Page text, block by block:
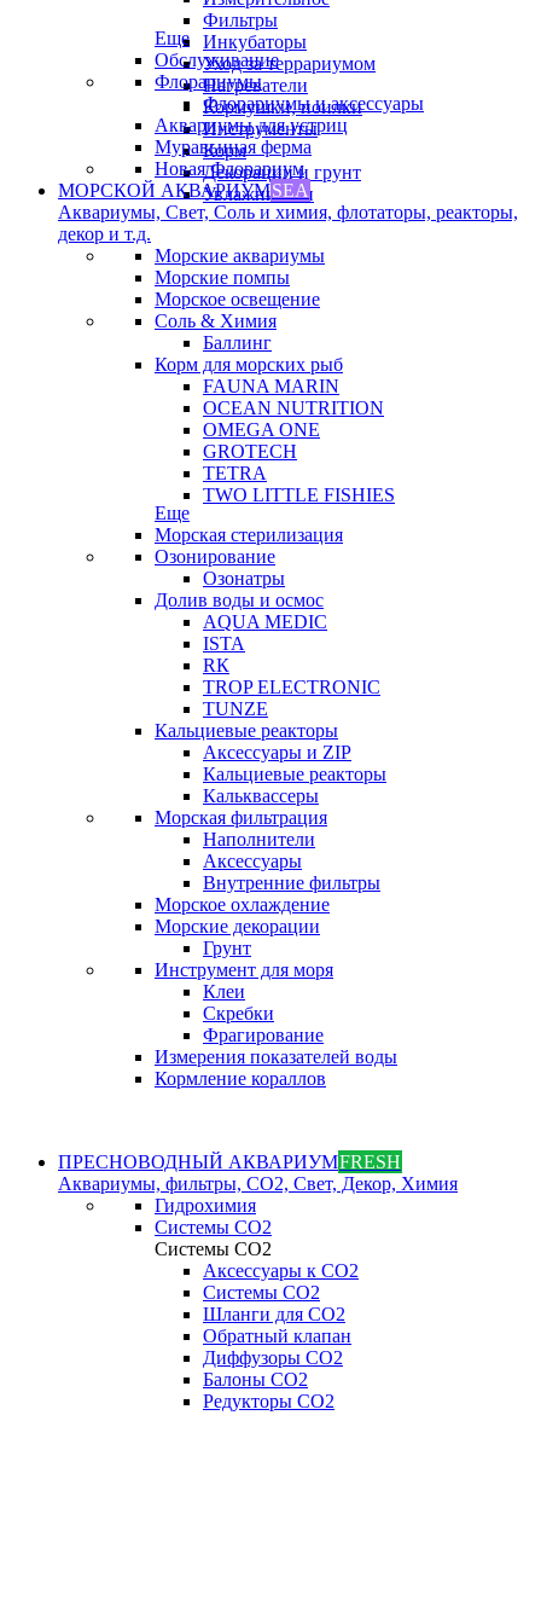
Фильтры
Инкубаторы
Уход за террариумом
Нагреватели
Кормушки, поилки
Инструменты
Корм
Декорации и грунт
Увлажнители
Еще
Обслуживание
Флорариумы
Флорариумы и аксессуары
Аквариумы для устриц
Муравьиная ферма
Новая Флорариум
МОРСКОЙ АКВАРИУМSEA
Аквариумы, Свет, Соль и химия, флотаторы, реакторы,
декор и т.д.
Морские аквариумы
Морские помпы
Морское освещение
Соль & Химия
Баллинг
Корм для морских рыб
FAUNA MARIN
OCEAN NUTRITION
OMEGA ONE
GROTECH
TETRA
TWO LITTLE FISHIES
Еще
Морская стерилизация
Озонирование
Озонатры
Долив воды и осмос
AQUA MEDIC
ISTA
RК
TROP ELECTRONIC
TUNZE
Кальциевые реакторы
Аксессуары и ZIP
Кальциевые реакторы
Кальквассеры
Морская фильтрация
Наполнители
Аксессуары
Внутренние фильтры
Морское охлаждение
Морские декорации
Грунт
Инструмент для моря
Клеи
Скребки
Фрагирование
Измерения показателей воды
Кормление кораллов
ПРЕСНОВОДНЫЙ АКВАРИУМFRESH
Аквариумы, фильтры, СО2, Свет, Декор, Химия
Гидрохимия
Системы СО2
Системы СО2
Аксессуары к СО2
Системы СО2
Шланги для CO2
Обратный клапан
Диффузоры СO2
Балоны CO2
Редукторы CO2